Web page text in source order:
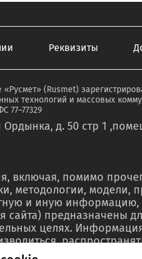
Реквизиты
(Rusmet)
технологий и массовых
77–77329
Ордынка, д. 50 стр 1
включая, помимо
методологии, модели,
и иную информацию,
предназначены
целях.
частично в рекламных